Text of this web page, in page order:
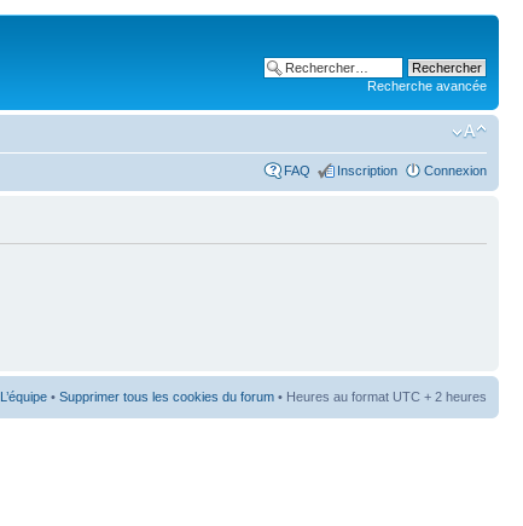
Recherche avancée
FAQ Inscription Connexion
L’équipe • Supprimer tous les cookies du forum • Heures au format UTC + 2 heures